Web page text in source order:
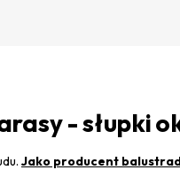
- słupki
Jako producent